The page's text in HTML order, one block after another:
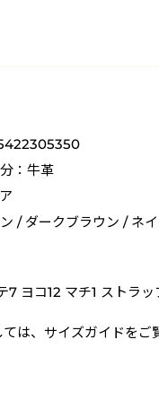
：牛革
/ ダークブラウン / ネ
7 ヨコ12 マチ1 ストラッ
は、 サイズガイドをご